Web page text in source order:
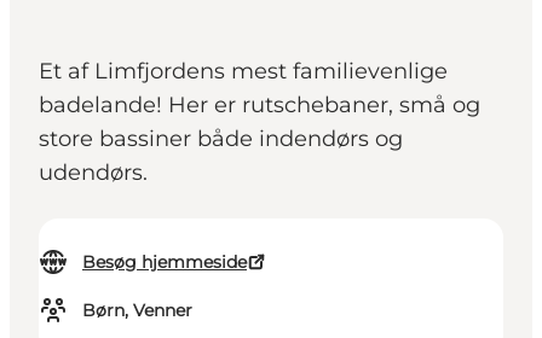
Et af Limfjordens mest familievenlige
badelande! Her er rutschebaner, små og
store bassiner både indendørs og
udendørs.
Besøg hjemmeside
Børn, Venner